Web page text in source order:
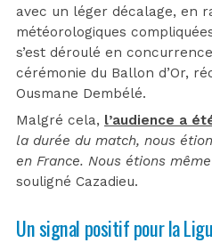
avec un léger décalage, en
météorologiques
s’est déroulé en
cérémonie du Ballon d’Or,
Ousmane Dembélé.
Malgré cela, l’audience a
la durée du match, nous
en France. Nous étions
souligné Cazadieu.
Un signal positif pour la